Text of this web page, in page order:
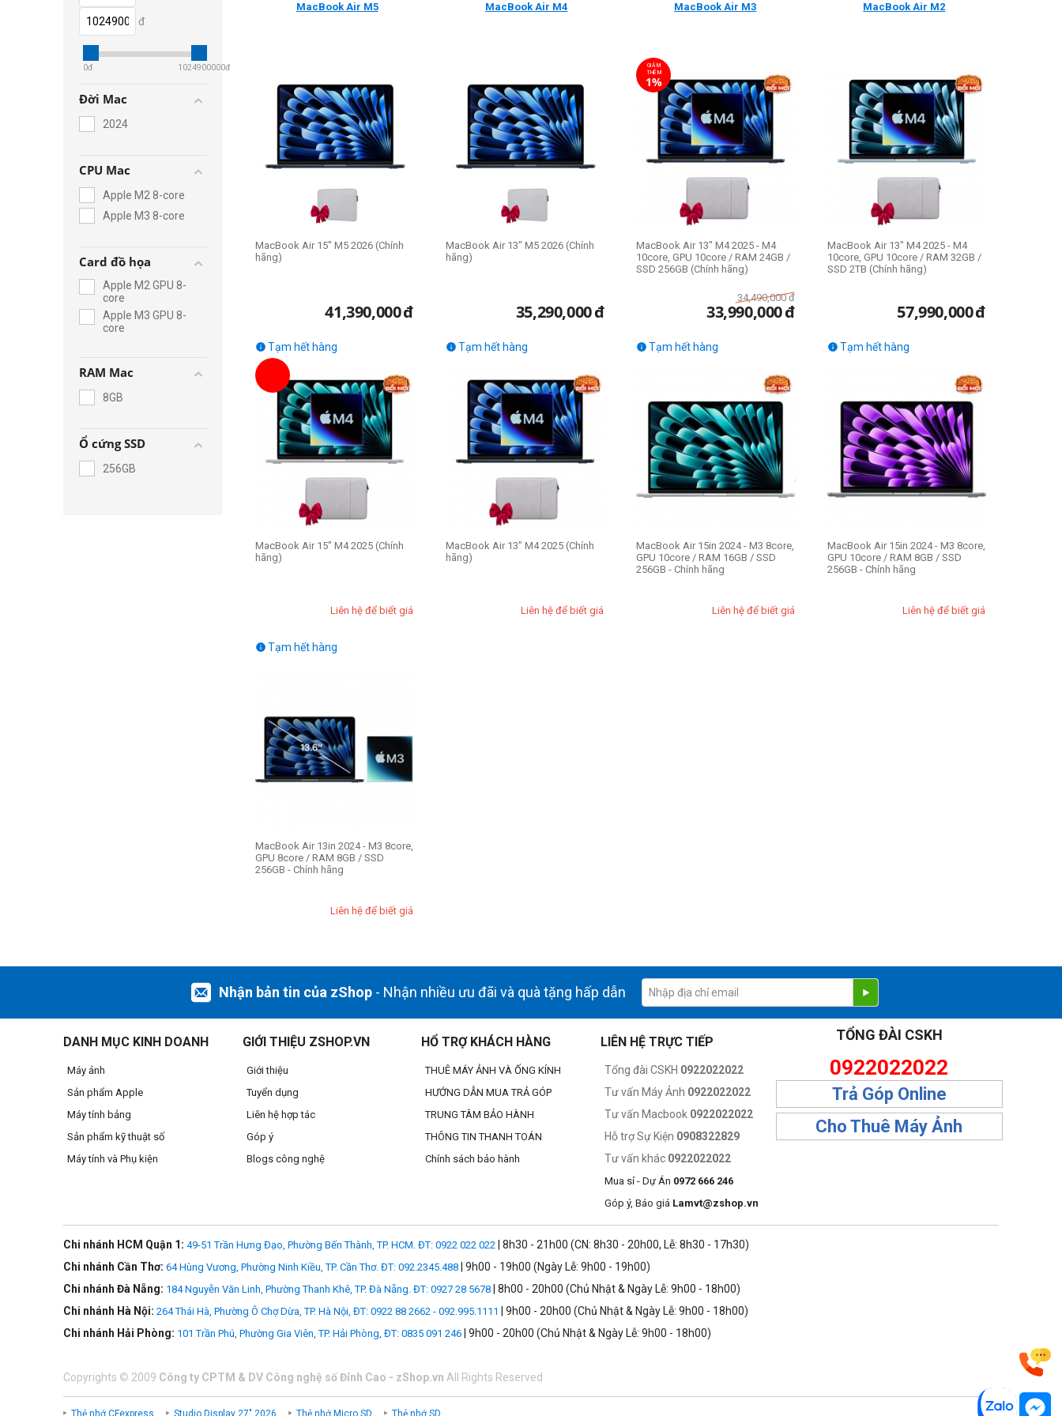
đ
0đ 1024900000đ
Đời Mac
2024
CPU Mac
Apple M2 8-core
Apple M3 8-core
Card đồ họa
Apple M2 GPU 8-
core
Apple M3 GPU 8-
core
RAM Mac
8GB
Ổ cứng SSD
256GB
MacBook Air M5 MacBook Air M4 MacBook Air M3 MacBook Air M2
MacBook Air 15" M5 2026 (Chính
hãng)
41,390,000đ
MacBook Air 13" M5 2026 (Chính
hãng)
35,290,000đ
GIẢM
THÊM
1%
MacBook Air 13" M4 2025 - M4
10core, GPU 10core / RAM 24GB /
SSD 256GB (Chính hãng)
34,490,000 đ
33,990,000đ
MacBook Air 13" M4 2025 - M4
10core, GPU 10core / RAM 32GB /
SSD 2TB (Chính hãng)
57,990,000đ
Tạm hết hàng

MacBook Air 15" M4 2025 (Chính
hãng)
Liên hệ để biết giá
Tạm hết hàng

MacBook Air 13" M4 2025 (Chính
hãng)
Liên hệ để biết giá
Tạm hết hàng

MacBook Air 15in 2024 - M3 8core,
GPU 10core / RAM 16GB / SSD
256GB - Chính hãng
Liên hệ để biết giá
Tạm hết hàng

MacBook Air 15in 2024 - M3 8core,
GPU 10core / RAM 8GB / SSD
256GB - Chính hãng
Liên hệ để biết giá
Tạm hết hàng

MacBook Air 13in 2024 - M3 8core,
GPU 8core / RAM 8GB / SSD
256GB - Chính hãng
Liên hệ để biết giá
Nhận bản tin của zShop - Nhận nhiều ưu đãi và quà tặng hấp dẫn
DANH MỤC KINH DOANH
Máy ảnh
Sản phẩm Apple
Máy tính bảng
Sản phẩm kỹ thuật số
Máy tính và Phụ kiện
GIỚI THIỆU ZSHOP.VN
Giới thiệu
Tuyển dụng
Liên hệ hợp tác
Góp ý
Blogs công nghệ
HỔ TRỢ KHÁCH HÀNG
THUÊ MÁY ẢNH VÀ ỐNG KÍNH
HƯỚNG DẪN MUA TRẢ GÓP
TRUNG TÂM BẢO HÀNH
THÔNG TIN THANH TOÁN
Chính sách bảo hành
LIÊN HỆ TRỰC TIẾP
Tổng đài CSKH 0922022022
Tư vấn Máy Ảnh 0922022022
Tư vấn Macbook 0922022022
Hỗ trợ Sự Kiện 0908322829
Tư vấn khác 0922022022
Mua sỉ - Dự Án 0972 666 246
Góp ý, Báo giá Lamvt@zshop.vn
TỔNG ĐÀI CSKH
0922022022
Trả Góp Online
Cho Thuê Máy Ảnh
Chi nhánh HCM Quận 1: 49-51 Trần Hưng Đạo, Phường Bến Thành, TP. HCM. ĐT: 0922 022 022 | 8h30 - 21h00 (CN: 8h30 - 20h00, Lễ: 8h30 - 17h30)
Chi nhánh Cần Thơ: 64 Hùng Vương, Phường Ninh Kiều, TP. Cần Thơ. ĐT: 092.2345.488 | 9h00 - 19h00 (Ngày Lễ: 9h00 - 19h00)
Chi nhánh Đà Nẵng: 184 Nguyễn Văn Linh, Phường Thanh Khê, TP. Đà Nẵng. ĐT: 0927 28 5678 | 8h00 - 20h00 (Chủ Nhật & Ngày Lễ: 9h00 - 18h00)
Chi nhánh Hà Nội: 264 Thái Hà, Phường Ô Chợ Dừa, TP. Hà Nội, ĐT: 0922 88 2662 - 092.995.1111
| 9h00 - 20h00 (Chủ Nhật & Ngày Lễ: 9h00 - 18h00)
Chi nhánh Hải Phòng: 101 Trần Phú, Phường Gia Viên, TP. Hải Phòng, ĐT: 0835 091 246 | 9h00 - 20h00 (Chủ Nhật & Ngày Lễ: 9h00 - 18h00)
Copyrights © 2009 Công ty CPTM & DV Công nghệ số Đỉnh Cao - zShop.vn All Rights Reserved
Thẻ nhớ CFexpress Studio Display 27" 2026 Thẻ nhớ Micro SD Thẻ nhớ SD